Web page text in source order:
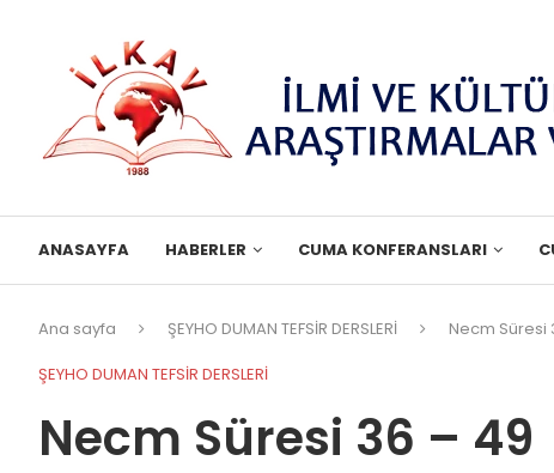
ANASAYFA HABERLER CUMA KONFERANSLARI
Ana sayfa ŞEYHO DUMAN TEFSİR DERSLERİ
Necm Süresi
ŞEYHO DUMAN TEFSİR DERSLERİ
Necm Süresi 36 – 49